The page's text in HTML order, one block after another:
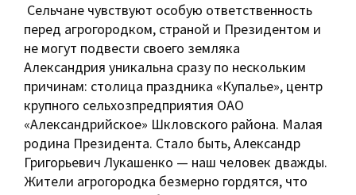
Сельчане чувствуют особую ответственность
перед агрогородком, страной и Президентом и
не могут подвести своего земляка
Александрия уникальна сразу по нескольким
причинам: столица праздника «Купалье», центр
крупного сельхозпредприятия ОАО
«Александрийское» Шкловского района. Малая
родина ­Президента. Стало быть, Александр
Григорьевич Лукашенко — наш человек дважды.
Жители агрогородка безмерно гордятся, что